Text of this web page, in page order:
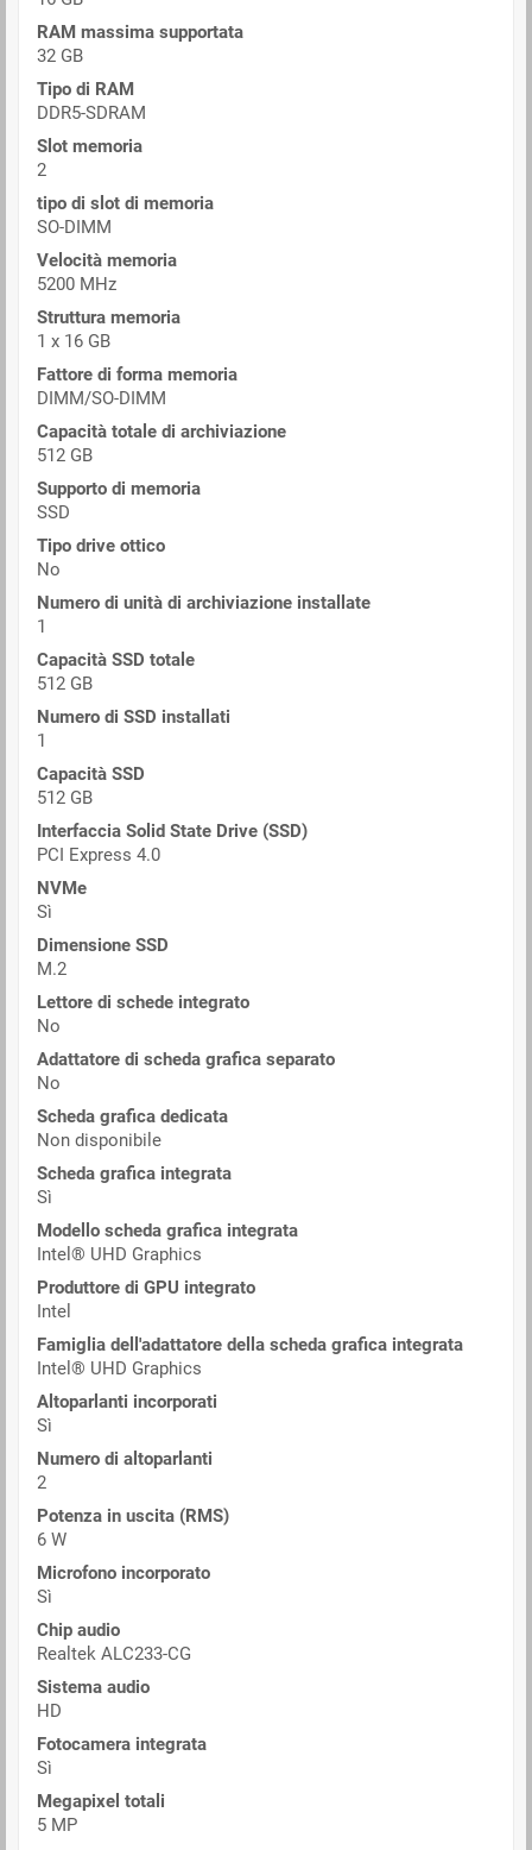
RAM massima supportata
32 GB
Tipo di RAM
DDR5-SDRAM
Slot memoria
2
tipo di slot di memoria
SO-DIMM
Velocità memoria
5200 MHz
Struttura memoria
1 x 16 GB
Fattore di forma memoria
DIMM/SO-DIMM
Capacità totale di archiviazione
512 GB
Supporto di memoria
SSD
Tipo drive ottico
No
Numero di unità di archiviazione installate
1
Capacità SSD totale
512 GB
Numero di SSD installati
1
Capacità SSD
512 GB
Interfaccia Solid State Drive (SSD)
PCI Express 4.0
NVMe
Sì
Dimensione SSD
M.2
Lettore di schede integrato
No
Adattatore di scheda grafica separato
No
Scheda grafica dedicata
Non disponibile
Scheda grafica integrata
Sì
Modello scheda grafica integrata
Intel® UHD Graphics
Produttore di GPU integrato
Intel
Famiglia dell'adattatore della scheda grafica integrata
Intel® UHD Graphics
Altoparlanti incorporati
Sì
Numero di altoparlanti
2
Potenza in uscita (RMS)
6 W
Microfono incorporato
Sì
Chip audio
Realtek ALC233-CG
Sistema audio
HD
Fotocamera integrata
Sì
Megapixel totali
5 MP